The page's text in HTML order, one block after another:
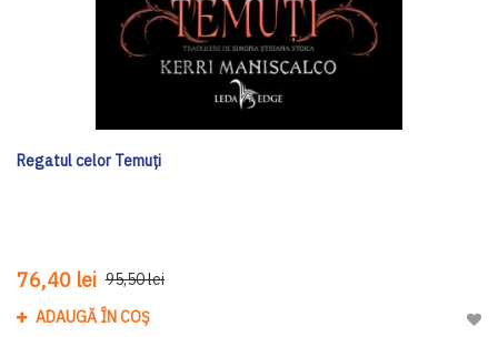
Regatul celor Temuți
76,40 lei 95,50 lei
ADAUGĂ ÎN COȘ